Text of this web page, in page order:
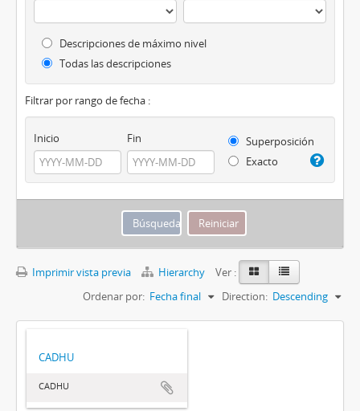
Descripciones de máximo nivel
Todas las descripciones
Filtrar por rango de fecha :
Inicio Fin
Superposición
Exacto
Imprimir vista previa Hierarchy
Ver :
Ordenar por: Fecha final Direction: Descending
CADHU
CADHU